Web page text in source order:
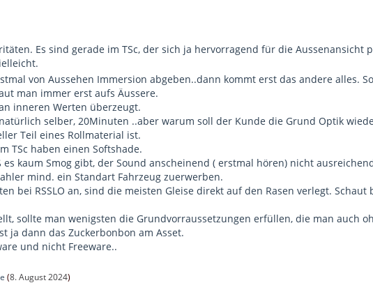
Es sind gerade im TSc, der sich ja hervorragend für die
von Aussehen Immersion abgeben..dann kommt erst das andere alles.
man immer erst aufs Äussere.
inneren Werten überzeugt.
selber, 20Minuten ..aber warum soll der Kunde die Grund Optik
Teil eines Rollmaterial ist.
TSc haben einen Softshade.
kaum Smog gibt, der Sound anscheinend ( erstmal hören) nicht
mind. ein Standart Fahrzeug zuerwerben.
bei RSSLO an, sind die meisten Gleise direkt auf den Rasen verlegt.
sollte man wenigsten die Grundvorraussetzungen erfüllen, die man auch
ja dann das Zuckerbonbon am Asset.
und nicht Freeware..
(8. August 2024)